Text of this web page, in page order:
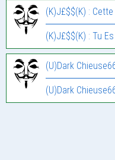
(K)J£$$(K) :
(K)J£$$(K) : Tu Es
(U)Dark
(U)Dark